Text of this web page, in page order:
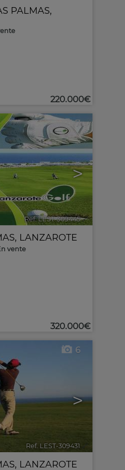
PALMAS,
220.000€
>
7
Ref. LEST-309445 🔗
LANZAROTE
vente
320.000€
>
6
Ref. LEST-309431 🔗
LANZAROTE